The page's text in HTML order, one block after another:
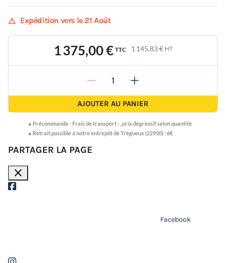
warning Expédition vers le 21 Août
1 375,00 € TTC 1 145,83 € HT
- +
AJOUTER AU PANIER
● Précommande -Frais de transport : prix dégressif selon quantité
● Retrait possible à notre entrepôt de Trégueux (22950) : 6€
PARTAGER LA PAGE
close
Facebook